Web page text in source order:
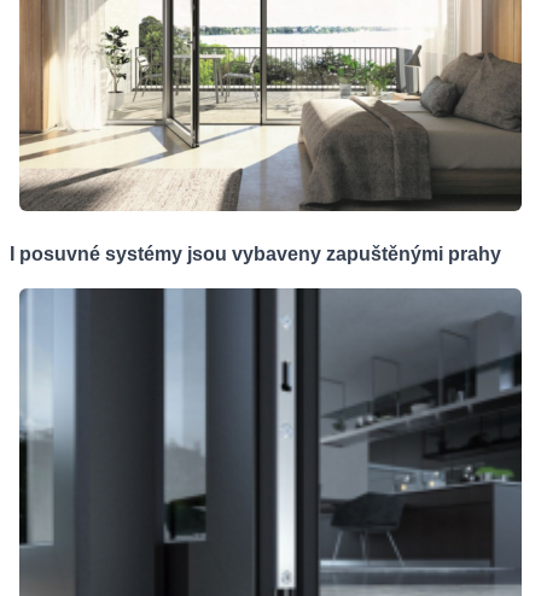
I posuvné systémy jsou vybaveny zapuštěnými prahy